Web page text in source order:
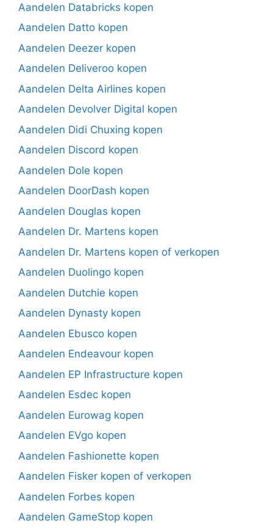
Aandelen Databricks kopen
Aandelen Datto kopen
Aandelen Deezer kopen
Aandelen Deliveroo kopen
Aandelen Delta Airlines kopen
Aandelen Devolver Digital kopen
Aandelen Didi Chuxing kopen
Aandelen Discord kopen
Aandelen Dole kopen
Aandelen DoorDash kopen
Aandelen Douglas kopen
Aandelen Dr. Martens kopen
Aandelen Dr. Martens kopen of verkopen
Aandelen Duolingo kopen
Aandelen Dutchie kopen
Aandelen Dynasty kopen
Aandelen Ebusco kopen
Aandelen Endeavour kopen
Aandelen EP Infrastructure kopen
Aandelen Esdec kopen
Aandelen Eurowag kopen
Aandelen EVgo kopen
Aandelen Fashionette kopen
Aandelen Fisker kopen of verkopen
Aandelen Forbes kopen
Aandelen GameStop kopen